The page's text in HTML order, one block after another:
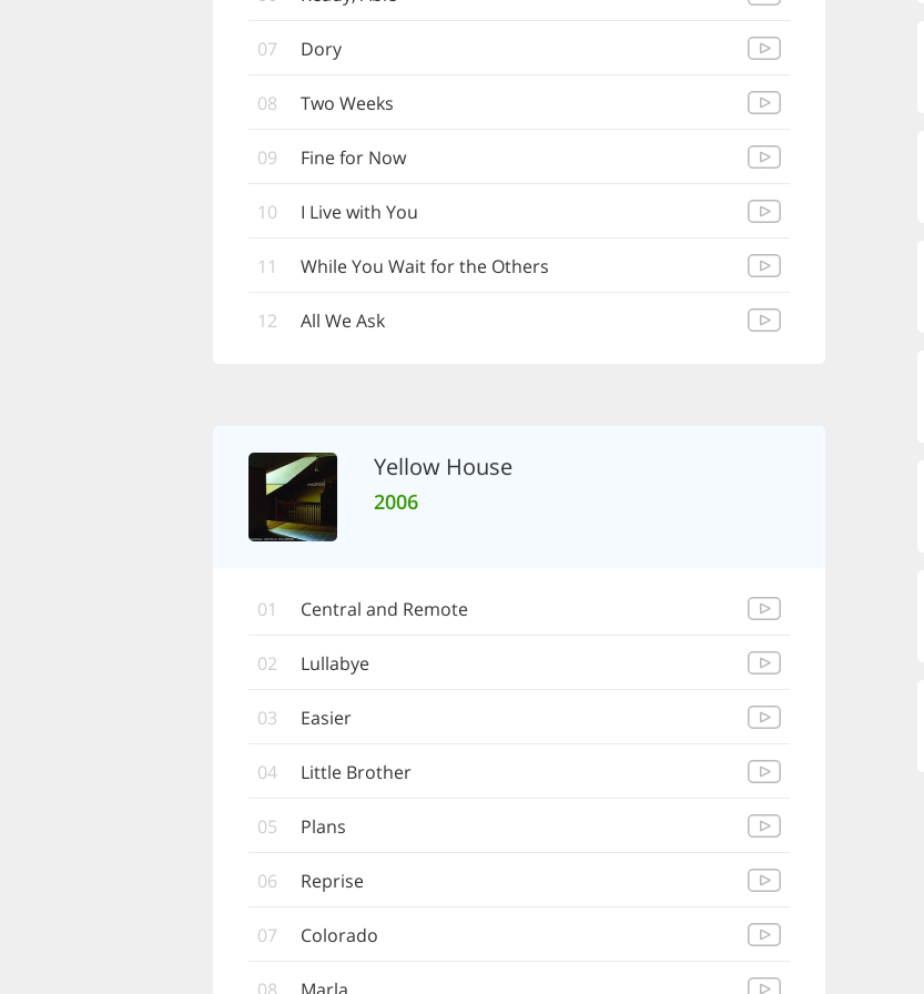
07 Dory
08 Two Weeks
09 Fine for Now
10 I Live with You
11 While You Wait for the Others
12 All We Ask
Yellow House
2006
01 Central and Remote
02 Lullabye
03 Easier
04 Little Brother
05 Plans
06 Reprise
07 Colorado